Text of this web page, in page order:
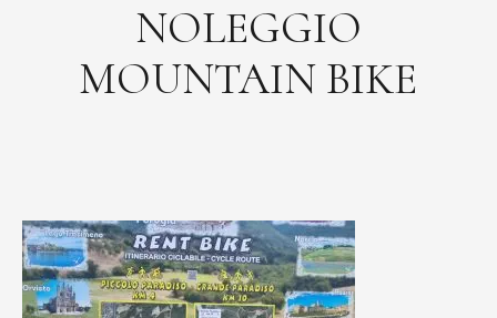
NOLEGGIO
MOUNTAIN BIKE